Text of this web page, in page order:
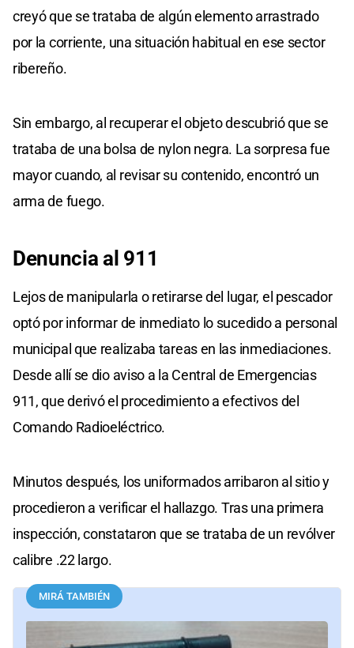
creyó que se trataba de algún elemento arrastrado
por la corriente, una situación habitual en ese sector
ribereño.
Sin embargo, al recuperar el objeto descubrió que se
trataba de una bolsa de nylon negra. La sorpresa fue
mayor cuando, al revisar su contenido, encontró un
arma de fuego.
Denuncia al 911
Lejos de manipularla o retirarse del lugar, el pescador
optó por informar de inmediato lo sucedido a personal
municipal que realizaba tareas en las inmediaciones.
Desde allí se dio aviso a la Central de Emergencias
911, que derivó el procedimiento a efectivos del
Comando Radioeléctrico.
Minutos después, los uniformados arribaron al sitio y
procedieron a verificar el hallazgo. Tras una primera
inspección, constataron que se trataba de un revólver
calibre .22 largo.
MIRÁ TAMBIÉN